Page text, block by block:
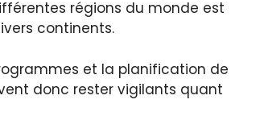
régions du monde est
continents.
et la planification de
donc rester vigilants quant